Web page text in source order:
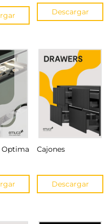
Descargar
Optima Cajones
Descargar